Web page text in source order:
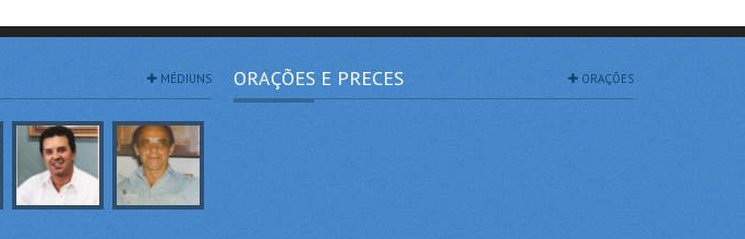
MÉDIUNS ORAÇÕES E PRECES ORAÇÕES